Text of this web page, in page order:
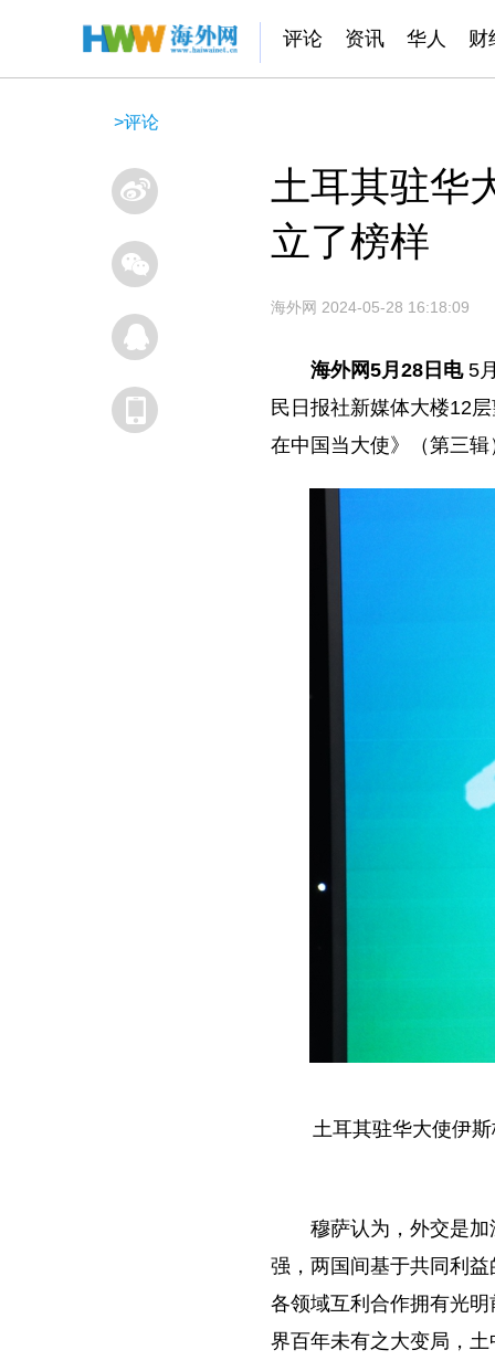
评论 资讯 华人 财
>评论
土耳其驻华
立了榜样
海外网 2024-05-28 16:18:09
海外网5月28日电5
民日报社新媒体大楼12
在中国当大使》（第三
土耳其驻华大使伊
穆萨认为，外交是
强，两国间基于共同利
各领域互利合作拥有光
界百年未有之大变局，